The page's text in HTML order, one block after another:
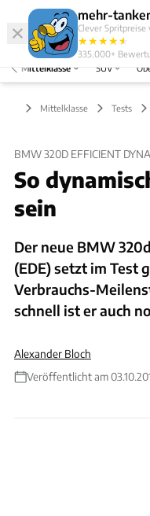
mehr-
Clever Spritpreise
★★★★★
★
335.000+
Mittelklasse SUV
Mittelklasse Tests
BMW 320D EFFICIENT
So
sein
Der neue BMW
(EDE) setzt im Test
Verbrauchs-
schnell ist er auch
Alexander Bloch
Veröffentlicht am